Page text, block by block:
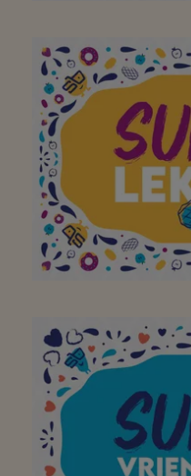
Fijne
met groot